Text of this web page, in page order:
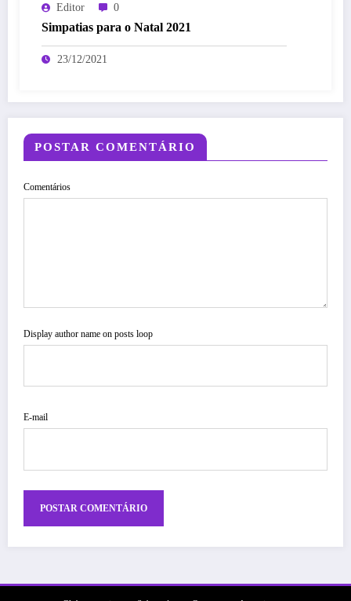
Editor 0
Simpatias para o Natal 2021
23/12/2021
POSTAR COMENTÁRIO
Comentários
Display author name on posts loop
E-mail